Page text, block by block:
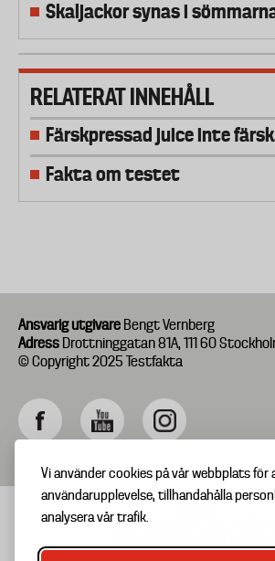
Vi använder cookies på vår webbplats
användarupplevelse, tillhandahålla
analysera vår trafik.
Skaljackor synas i
RELATERAT INNEHÅLL
Färskpressad juice inte
Fakta om testet
Ansvarig utgivare Bengt Vernberg
Adress Drottninggatan 81A, 111 60
© Copyright 2025 Testfakta